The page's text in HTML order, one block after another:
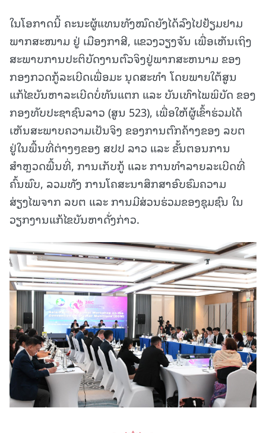
ໃນໂອກາດນີ້ ຄະນະຜູ້ແທນທັງໝົດຍັງໄດ້ລົງໄປຢ້ຽມຢາມ
ພາກສະໜາມ ຢູ່ ເມືອງກາສີ, ແຂວງວຽງຈັນ ເພື່ອເຫັນເຖິງ
ສະພາບການປະຕິບັດງານຕົວຈິງຢູ່ພາກສະຫນາມ ຂອງ
ກອງກວດກູ້ລະເບີດເພື່ອມະ ນຸດສະທຳ ໂດຍພາຍໃຕ້ສູນ
ແກ້ໄຂບັນຫາລະເບີດບໍ່ທັນແຕກ ແລະ ບັນເທົາໄພພິບັດ ຂອງ
ກອງທັບປະຊາຊົນລາວ (ສູນ 523), ເພື່ອໃຫ້ຜູ້ເຂົ້າຮ່ວມໄດ້
ເຫັນສະພາບຄວາມເປັນຈິງ ຂອງການຕົກຄ້າງຂອງ ລບຕ
ຢູ່ໃນພື້ນທີ່ຕ່າງໆຂອງ ສປປ ລາວ ແລະ ຂັ້ນຕອນການ
ສຳຫຼວດພື້ນທີ່, ການເກັບກູ້ ແລະ ການທຳລາຍລະເບີດທີ່
ຄົ້ນພົບ, ລວມທັງ ການໂຄສະນາສຶກສາອົບຮົມຄວາມ
ສ່ຽງໄພຈາກ ລບຕ ແລະ ການມີສ່ວນຮ່ວມຂອງຊຸມຊົນ ໃນ
ວຽກງານແກ້ໄຂບັນຫາດັ່ງກ່າວ.